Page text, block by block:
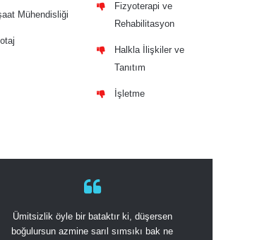
Mühendisliği
Fizyoterapi ve
Rehabilitasyon
Halkla İlişkiler ve
Tanıtım
İşletme
Ümitsizlik öyle bir bataktır ki, düşersen
boğulursun azmine sarıl sımsıkı bak ne